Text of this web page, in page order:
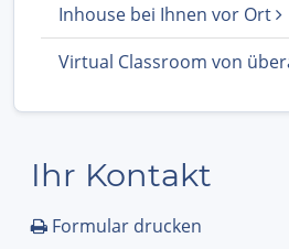
Inhouse bei Ihnen vor Ort
Virtual Classroom von
Ihr Kontakt
Formular drucken